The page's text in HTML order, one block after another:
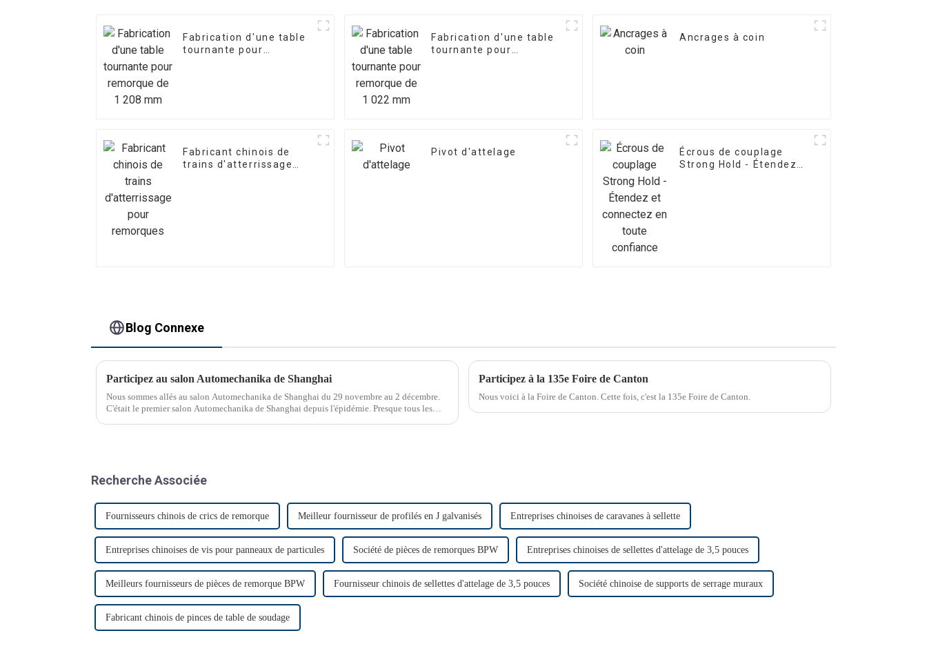
Fabrication d'une table
tournante pour
Fabrication d'une table
tournante pour
Ancrages à coin
Fabricant chinois de
trains d'atterrissage
Pivot d'attelage
Écrous de couplage
Strong Hold - Étendez
Blog Connexe
Participez au salon Automechanika de Shanghai
Nous sommes allés au salon Automechanika de Shanghai du 29 novembre au 2 décembre.
C'était le premier salon Automechanika de Shanghai depuis l'épidémie. Presque tous les
Participez à la 135e Foire de Canton
Nous voici à la Foire de Canton. Cette fois, c'est la 135e Foire de Canton.
Recherche Associée
Fournisseurs chinois de crics de remorque Meilleur fournisseur de profilés en J galvanisés Entreprises chinoises de caravanes à sellette
Entreprises chinoises de vis pour panneaux de particules Société de pièces de remorques BPW Entreprises chinoises de sellettes d'attelage de 3,5 pouces
Meilleurs fournisseurs de pièces de remorque BPW Fournisseur chinois de sellettes d'attelage de 3,5 pouces Société chinoise de supports de serrage muraux
Fabricant chinois de pinces de table de soudage